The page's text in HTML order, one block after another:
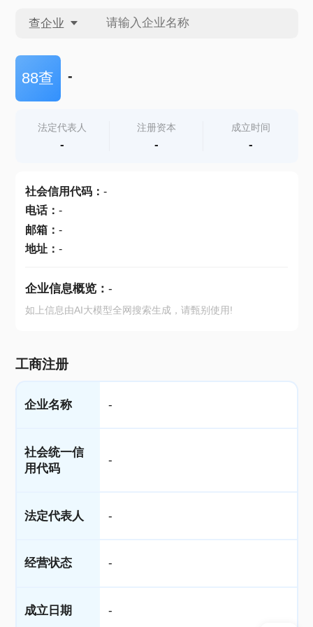
查企业
查企业
查产地
88查 -
法定代表人
-
注册资本
-
成立时间
-
社会信用代码： -
电话： -
邮箱： -
地址： -
企业信息概览： -
如上信息由AI大模型全网搜索生成，请甄别使用!
工商注册
企业名称 -
社会统一信
用代码
-
法定代表人 -
经营状态 -
成立日期 -